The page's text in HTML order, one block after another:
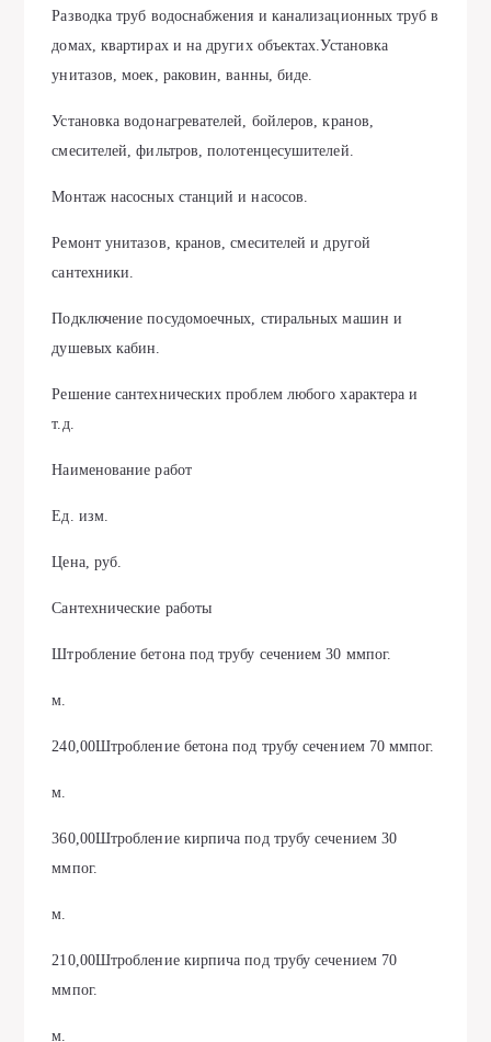
Разводка труб водоснабжения и канализационных труб в
домах, квартирах и на других объектах.Установка
унитазов, моек, раковин, ванны, биде.
Установка водонагревателей, бойлеров, кранов,
смесителей, фильтров, полотенцесушителей.
Монтаж насосных станций и насосов.
Ремонт унитазов, кранов, смесителей и другой
сантехники.
Подключение посудомоечных, стиральных машин и
душевых кабин.
Решение сантехнических проблем любого характера и
т.д.
Наименование работ
Ед. изм.
Цена, руб.
Сантехнические работы
Штробление бетона под трубу сечением 30 ммпог.
м.
240,00Штробление бетона под трубу сечением 70 ммпог.
м.
360,00Штробление кирпича под трубу сечением 30
ммпог.
м.
210,00Штробление кирпича под трубу сечением 70
ммпог.
м.